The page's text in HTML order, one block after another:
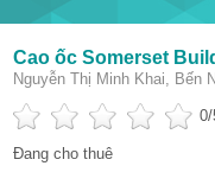
Cao ốc Somerset
Nguyễn Thị Minh Khai, Bến
0/
Đang cho thuê